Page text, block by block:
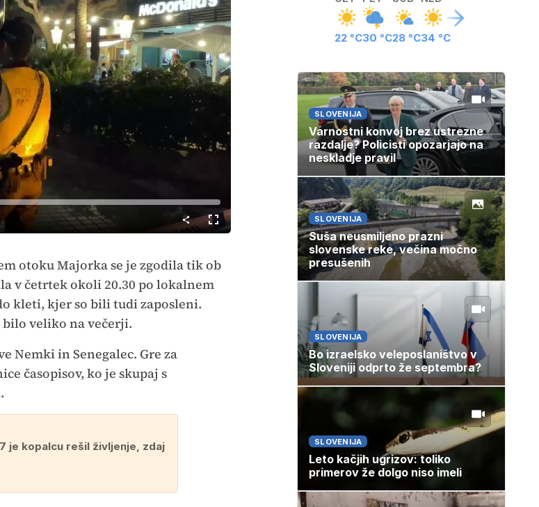
Celozaslonski
način
otoku Majorka se je zgodila tik ob
v četrtek okoli 20.30 po lokalnem
kleti, kjer so bili tudi zaposleni.
bilo veliko na večerji.
Nemki in Senegalec. Gre za
časopisov, ko je skupaj s
je kopalcu rešil življenje, zdaj
22 °C30 °C28 °C34 °C
SLOVENIJA
Varnostni konvoj brez ustrezne
razdalje? Policisti opozarjajo na
neskladje pravil
SLOVENIJA
Suša neusmiljeno prazni
slovenske reke, večina močno
presušenih
SLOVENIJA
Bo izraelsko veleposlaništvo v
Sloveniji odprto že septembra?
SLOVENIJA
Leto kačjih ugrizov: toliko
primerov že dolgo niso imeli